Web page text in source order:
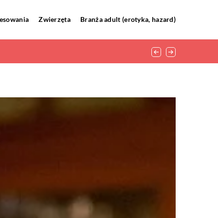
Zwierzęta Branża adult (erotyka, hazard)